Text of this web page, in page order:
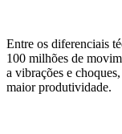
Entre os diferenciais
100 milhões de
a vibrações e
maior produtividade.